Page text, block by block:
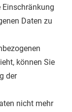
Einschränkung
Daten zu
können Sie
der
nicht mehr